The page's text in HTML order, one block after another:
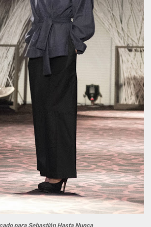
para Sebastián Hasta Nunca